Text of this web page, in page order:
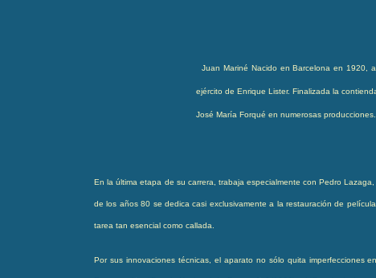
Juan Mariné Nacido en Barcelona en 1920,
ejército de Enrique Lister. Finalizada la
José María Forqué en numerosas producciones.
En la última etapa de su carrera, trabaja especialmente con Pedro
de los años 80 se dedica casi exclusivamente a la restauración de
tarea tan esencial como callada.
Por sus innovaciones técnicas, el aparato no sólo quita imperfecciones